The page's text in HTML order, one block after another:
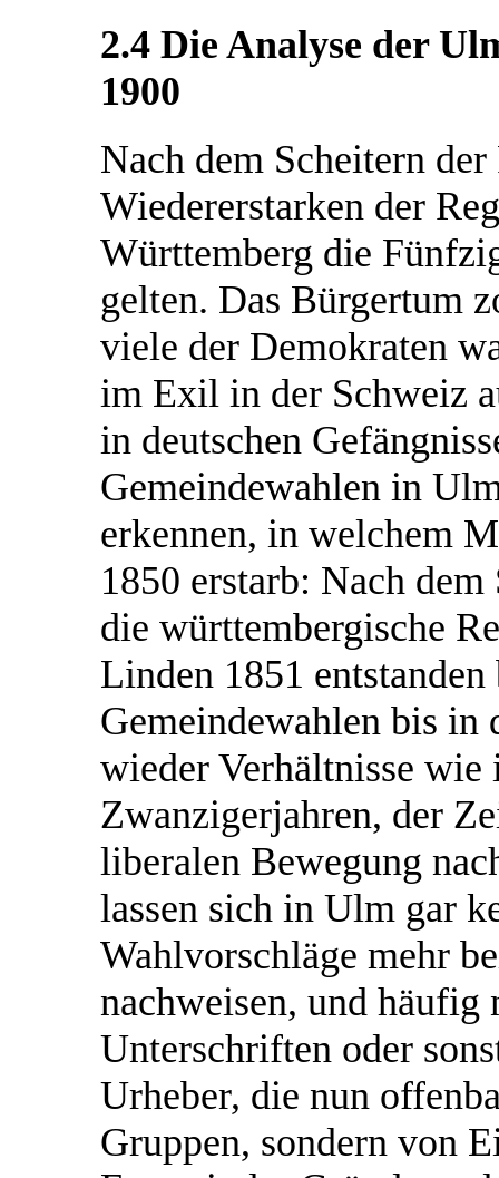
2.4 Die Analyse der
1900
Nach dem Scheitern
Wiedererstarken der
Württemberg die
gelten. Das Bürgertum
viele der Demokraten
im Exil in der Schweiz
in deutschen
Gemeindewahlen in
erkennen, in welchem
1850 erstarb: Nach
die württembergische
Linden 1851
Gemeindewahlen bis in
wieder Verhältnisse wie
Zwanzigerjahren, der
liberalen Bewegung
lassen sich in Ulm gar
Wahlvorschläge mehr
nachweisen, und häufig
Unterschriften oder
Urheber, die nun
Gruppen, sondern von